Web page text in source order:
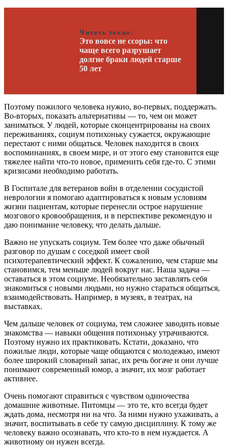
Читать также:
Это вовсе не ссоры: что
чаще всего разрушает
долгие браки людей старше
50 лет
Поэтому пожилого человека нужно, во-первых, поддержать.
Во-вторых, показать альтернативы — то, чем он может
заниматься. У людей, которые сконцентрированы на своих
переживаниях, социум потихоньку сужается, окружающие
перестают с ними общаться. Человек находится в своих
воспоминаниях, в своем мире, и от этого ему становится еще
тяжелее найти что-то новое, применить себя где-то. С этими
кризисами необходимо работать.
В Госпитале для ветеранов войн в отделении сосудистой
неврологии я помогаю адаптироваться к новым условиям
жизни пациентам, которые перенесли острое нарушение
мозгового кровообращения, и в перспективе рекомендую и
даю понимание человеку, что делать дальше.
Важно не упускать социум. Тем более что даже обычный
разговор по душам с соседкой имеет свой
психотерапевтический эффект. К сожалению, чем старше мы
становимся, тем меньше людей вокруг нас. Наша задача —
оставаться в этом социуме. Необязательно заставлять себя
знакомиться с новыми людьми, но нужно стараться общаться,
взаимодействовать. Например, в музеях, в театрах, на
выставках.
Чем дальше человек от социума, тем сложнее заводить новые
знакомства — навыки общения потихоньку утрачиваются.
Поэтому нужно их практиковать. Кстати, доказано, что
пожилые люди, которые чаще общаются с молодежью, имеют
более широкий словарный запас, их речь богаче и они лучше
понимают современный юмор, а значит, их мозг работает
активнее.
Очень помогают справиться с чувством одиночества
домашние животные. Питомцы — это те, кто всегда будет
ждать дома, несмотря ни на что. За ними нужно ухаживать, а
значит, воспитывать в себе ту самую дисциплину. К тому же
человеку важно осознавать, что кто-то в нем нуждается. А
животному он нужен всегда.